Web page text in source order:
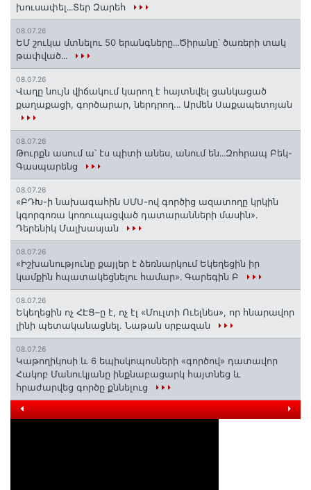
խուսափել․․․Տեր Զարեհ
08.07.26
ԵՄ շուկա մտնելու 50 երանգները․․․Ծիրանը՝ ծառերի տակ
թափված․․․
08.07.26
Վաղը նույն վիճակում կարող է հայտնվել ցանկացած
քաղաքացի, գործարար, ներդրող.․․ Արմեն Սաքապետոյան
08.07.26
Թուրքն ասում ա՝ էս պիտի անես, անում են․․․Զոհրապ Բեկ-
Գասպարենց
08.07.26
«ԲԴԽ-ի նախագահին ՍՄՍ-ով գործից ազատողը կրկին
կգորգոռա կոռուպացված դատարանների մասին».
Դերենիկ Մալխասյան
08.07.26
«Իշխանությունը քայլեր է ձեռնարկում Եկեղեցին իր
կամքին հպատակեցնելու համար»․ Գարեգին Բ
08.07.26
Եկեղեցին ոչ ՀԷՑ–ը է, ոչ էլ «Մուլտի Ուելնես», որ հնարավոր
լինի պետականացնել. Նաթան սրբազան
08.07.26
️Կաթողիկոսի և 6 եպիսկոպոսների «գործով» դատավոր
Հակոբ Մանուկյանը ինքնաբացարկ հայտնեց և
հրաժարվեց գործը քննելուց